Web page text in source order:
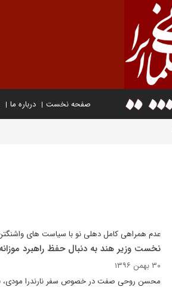
صفحه نخست درباره ما
عدم همراهی کامل دهلی نو با سیاست های
نخست وزیر هند به دنبال حفظ راهبرد
۳۰ بهمن ۱۳۹۶
محسن روحی صفت در خصوص سفر نارندرا مودی،